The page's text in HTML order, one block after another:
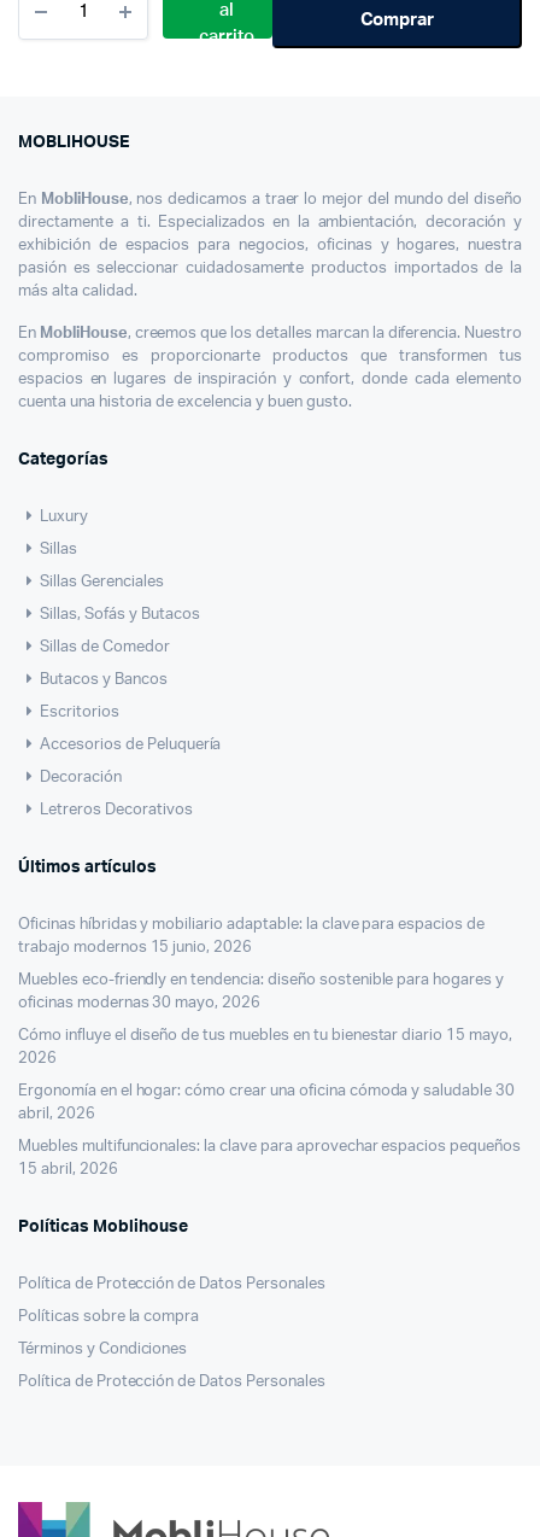
Silla
Comedor
al
carrito
Comprar
MOBLIHOUSE
En MobliHouse, nos dedicamos a traer lo mejor del mundo del diseño
directamente a ti. Especializados en la ambientación, decoración y
exhibición de espacios para negocios, oficinas y hogares, nuestra
pasión es seleccionar cuidadosamente productos importados de la
más alta calidad.
En MobliHouse, creemos que los detalles marcan la diferencia. Nuestro
compromiso es proporcionarte productos que transformen tus
espacios en lugares de inspiración y confort, donde cada elemento
cuenta una historia de excelencia y buen gusto.
Categorías
Luxury
Sillas
Sillas Gerenciales
Sillas, Sofás y Butacos
Sillas de Comedor
Butacos y Bancos
Escritorios
Accesorios de Peluquería
Decoración
Letreros Decorativos
Últimos artículos
Oficinas híbridas y mobiliario adaptable: la clave para espacios de
trabajo modernos 15 junio, 2026
Muebles eco-friendly en tendencia: diseño sostenible para hogares y
oficinas modernas 30 mayo, 2026
Cómo influye el diseño de tus muebles en tu bienestar diario 15 mayo,
2026
Ergonomía en el hogar: cómo crear una oficina cómoda y saludable 30
abril, 2026
Muebles multifuncionales: la clave para aprovechar espacios pequeños
15 abril, 2026
Políticas Moblihouse
Política de Protección de Datos Personales
Políticas sobre la compra
Términos y Condiciones
Política de Protección de Datos Personales